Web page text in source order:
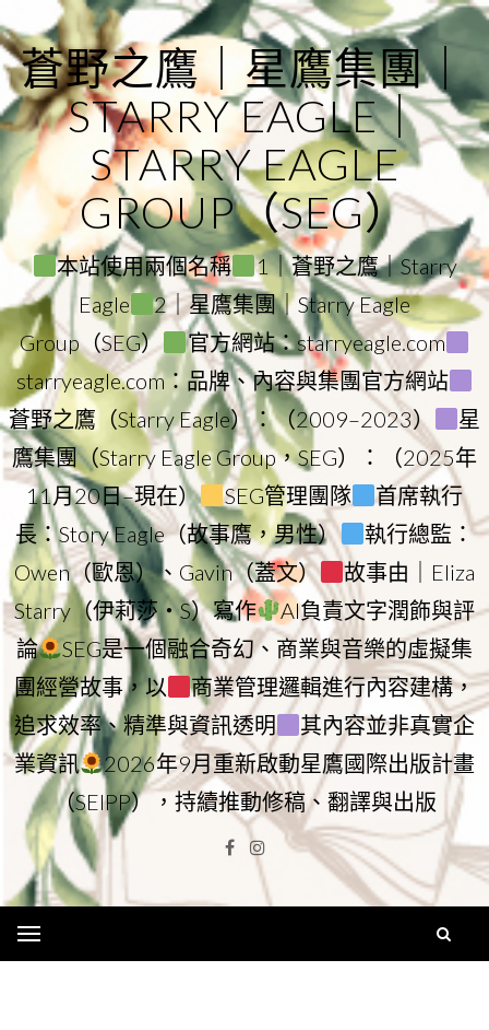
to
content
蒼野之鷹｜星鷹集團｜
STARRY EAGLE｜
STARRY EAGLE
GROUP（SEG）
本站使用兩個名稱
1｜蒼野之鷹｜Starry
Eagle
2｜星鷹集團｜Starry Eagle
Group（SEG）
官方網站：starryeagle.com
starryeagle.com：品牌、內容與集團官方網站
蒼野之鷹（Starry Eagle）：（2009–2023）
星
鷹集團（Starry Eagle Group，SEG）：（2025年
11月20日–現在）
SEG管理團隊
首席執行
長：Story Eagle（故事鷹，男性）
執行總監：
Owen（歐恩）、Gavin（蓋文）
故事由｜Eliza
Starry（伊莉莎・S）寫作
AI負責文字潤飾與評
論
SEG是一個融合奇幻、商業與音樂的虛擬集
團經營故事，以
商業管理邏輯進行內容建構，
追求效率、精準與資訊透明
其內容並非真實企
業資訊
2026年9月重新啟動星鷹國際出版計畫
（SEIPP），持續推動修稿、翻譯與出版
Facebook
Instagram